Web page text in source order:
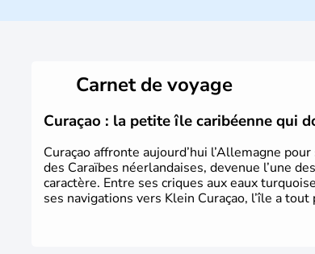
Carnet de voyage
Curaçao : la petite île caribéenne qui
Curaçao affronte aujourd’hui l’Allemagne
des Caraïbes néerlandaises, devenue l’une
caractère. Entre ses criques aux eaux
ses navigations vers Klein Curaçao, l’île a